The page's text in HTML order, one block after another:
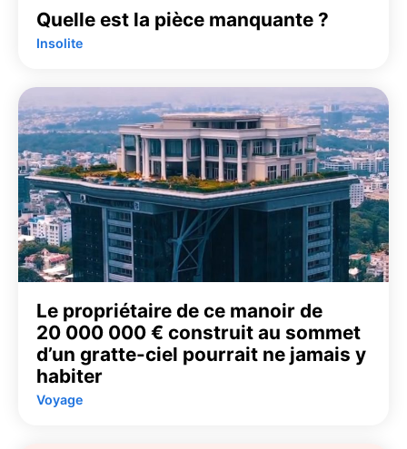
Quelle est la pièce manquante ?
Insolite
Le propriétaire de ce manoir de
20 000 000 € construit au sommet
d’un gratte-ciel pourrait ne jamais y
habiter
Voyage